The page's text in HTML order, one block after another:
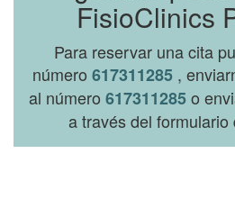
FisioClinics
Para reservar una cita
número617311285 ,
al número 617311285o
a través del formulario